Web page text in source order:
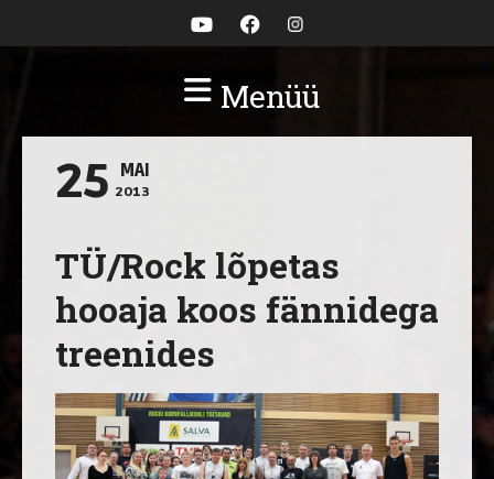
Menüü
25 MAI
2013
TÜ/Rock lõpetas
hooaja koos fännidega
treenides